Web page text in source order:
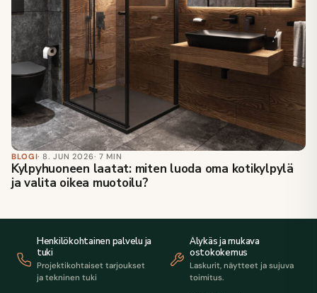
BLOGI· 8. JUN 2026· 7 MIN
Kylpyhuoneen laatat: miten luoda oma kotikylpylä
ja valita oikea muotoilu?
Henkilökohtainen palvelu ja
tuki
Projektikohtaiset tarjoukset
ja tekninen tuki
Älykäs ja mukava
ostokokemus
Laskurit, näytteet ja sujuva
toimitus.